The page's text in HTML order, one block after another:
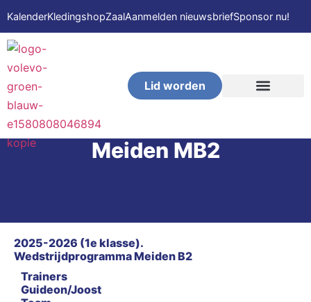
KalenderKledingshopZaalAanmelden nieuwsbriefSponsor nu!
Lid worden
Meiden MB2
2025-2026 (1e klasse).
Wedstrijdprogramma Meiden B2
Trainers
Guideon/Joost